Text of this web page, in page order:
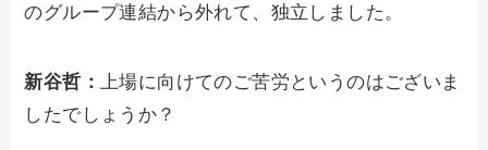
のグループ連結から外れて、独立しました。
新谷哲：上場に向けてのご苦労というのはございま
したでしょうか？